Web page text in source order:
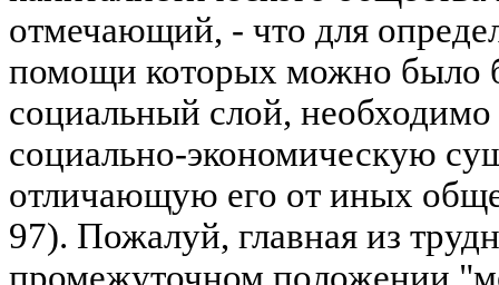
отмечающий, - что для
помощи которых можно было
социальный слой, необходимо
социально-экономическую
отличающую его от иных
97). Пожалуй, главная из